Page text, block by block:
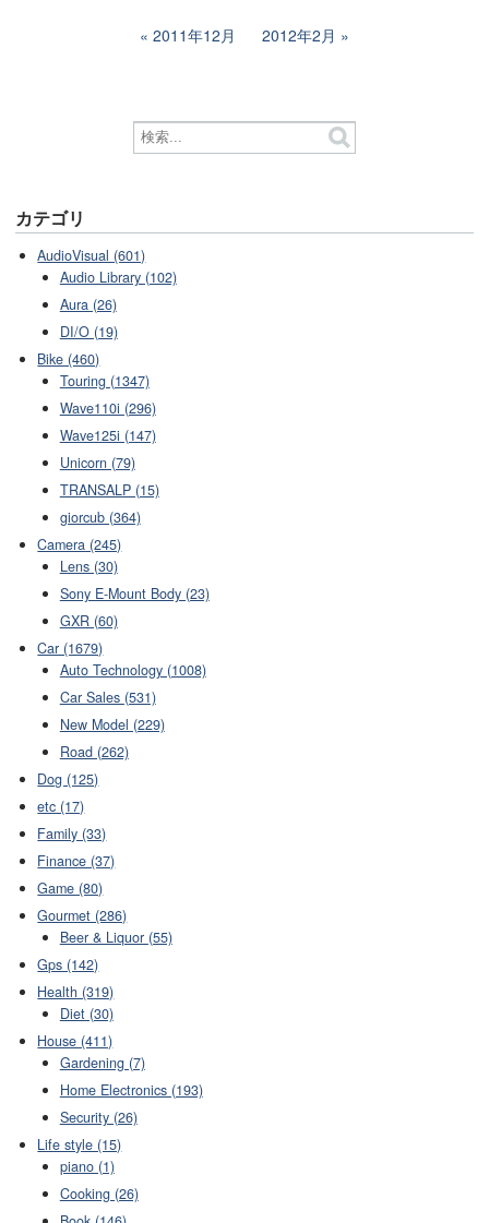
2011年12月 2012年2月
カテゴリ
AudioVisual (601)
Audio Library (102)
Aura (26)
DI/O (19)
Bike (460)
Touring (1347)
Wave110i (296)
Wave125i (147)
Unicorn (79)
TRANSALP (15)
giorcub (364)
Camera (245)
Lens (30)
Sony E-Mount Body (23)
GXR (60)
Car (1679)
Auto Technology (1008)
Car Sales (531)
New Model (229)
Road (262)
Dog (125)
etc (17)
Family (33)
Finance (37)
Game (80)
Gourmet (286)
Beer & Liquor (55)
Gps (142)
Health (319)
Diet (30)
House (411)
Gardening (7)
Home Electronics (193)
Security (26)
Life style (15)
piano (1)
Cooking (26)